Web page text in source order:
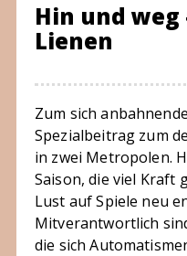
Hin und weg
Lienen
Zum sich
Spezialbeitrag zum
in zwei Metropolen.
Saison, die viel Kraft
Lust auf Spiele neu
Mitverantwortlich
die sich